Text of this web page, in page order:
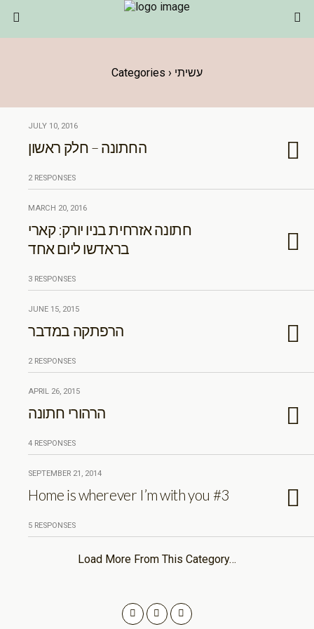
Categories › עשיתי
JULY 10, 2016
החתונה – חלק ראשון
2 RESPONSES
MARCH 20, 2016
חתונה אזרחית בניו יורק: קארי
בראדשו ליום אחד
3 RESPONSES
JUNE 15, 2015
הרפתקה במדבר
2 RESPONSES
APRIL 26, 2015
הרהורי חתונה
4 RESPONSES
SEPTEMBER 21, 2014
Home is wherever I’m with you #3
5 RESPONSES
Load More From This Category…